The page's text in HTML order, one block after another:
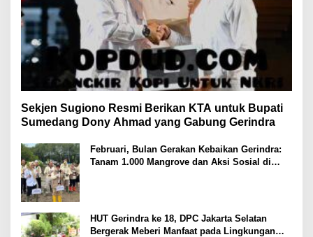
Sekjen Sugiono Resmi Berikan KTA untuk Bupati
Sumedang Dony Ahmad yang Gabung Gerindra
Februari, Bulan Gerakan Kebaikan Gerindra:
Tanam 1.000 Mangrove dan Aksi Sosial di
HUT Gerindra ke 18, DPC Jakarta Selatan
Bergerak Meberi Manfaat pada Lingkungan